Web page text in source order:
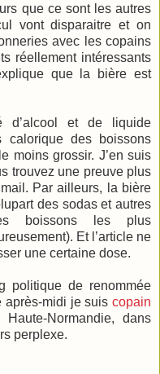
que ce sont les autres
vont disparaitre et on
avec les copains
réellement intéressants
que la bière est
d’alcool et de liquide
des boissons
moins grossir. J’en suis
trouvez une preuve plus
Par ailleurs, la bière
des sodas et autres
boissons les plus
Et l’article ne
une certaine dose.
politique de renommée
après-midi je suis copain
Normandie, dans
perplexe.